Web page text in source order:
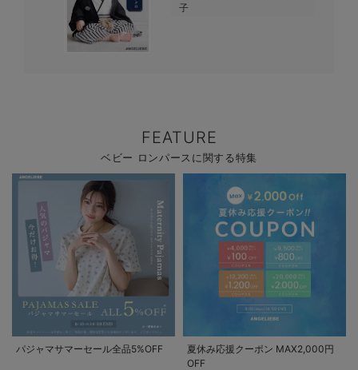
子
FEATURE
ベビー ロンパースに関する特集
パジャマサマーセール全品5%OFF
夏休み応援クーポン MAX2,000円
OFF